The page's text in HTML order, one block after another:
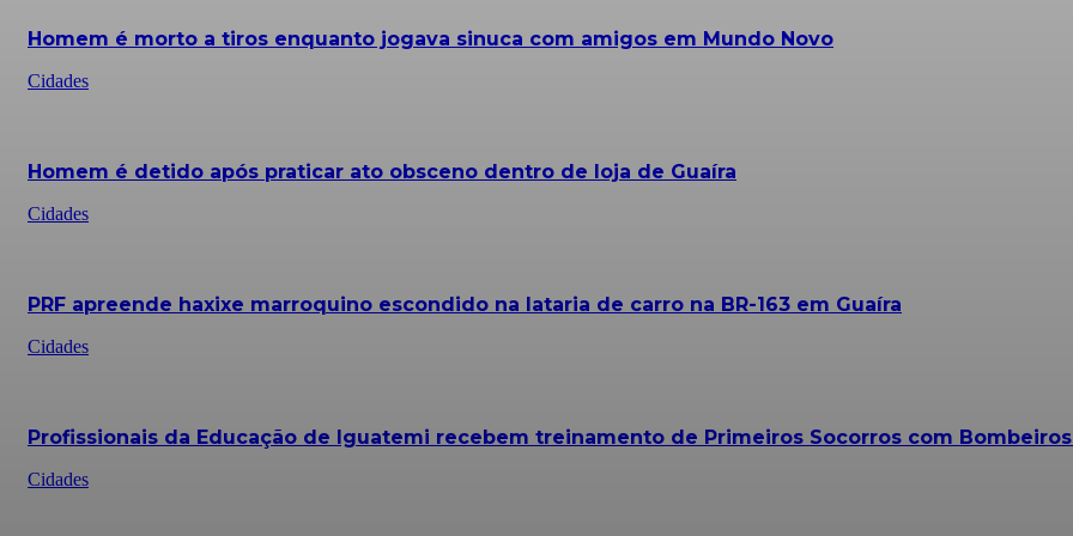
Homem é morto a tiros enquanto jogava sinuca com amigos em Mundo Novo
Cidades
Homem é detido após praticar ato obsceno dentro de loja de Guaíra
Cidades
PRF apreende haxixe marroquino escondido na lataria de carro na BR-163 em Guaíra
Cidades
Profissionais da Educação de Iguatemi recebem treinamento de Primeiros Socorros com
Cidades